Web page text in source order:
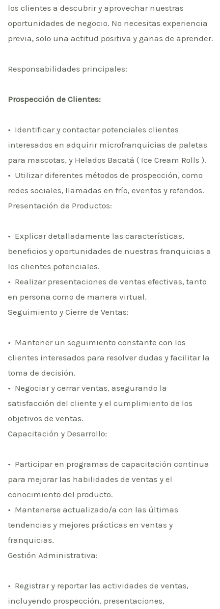
los clientes a descubrir y aprovechar nuestras
oportunidades de negocio. No necesitas experiencia
previa, solo una actitud positiva y ganas de aprender.
Responsabilidades principales:
Prospección de Clientes:
•⁠ ⁠Identificar y contactar potenciales clientes
interesados en adquirir microfranquicias de paletas
para mascotas, y Helados Bacatá ( Ice Cream Rolls ).
•⁠ ⁠Utilizar diferentes métodos de prospección, como
redes sociales, llamadas en frío, eventos y referidos.
Presentación de Productos:
•⁠ ⁠Explicar detalladamente las características,
beneficios y oportunidades de nuestras franquicias a
los clientes potenciales.
•⁠ ⁠Realizar presentaciones de ventas efectivas, tanto
en persona como de manera virtual.
Seguimiento y Cierre de Ventas:
•⁠ ⁠Mantener un seguimiento constante con los
clientes interesados para resolver dudas y facilitar la
toma de decisión.
•⁠ ⁠Negociar y cerrar ventas, asegurando la
satisfacción del cliente y el cumplimiento de los
objetivos de ventas.
Capacitación y Desarrollo:
•⁠ ⁠Participar en programas de capacitación continua
para mejorar las habilidades de ventas y el
conocimiento del producto.
•⁠ ⁠Mantenerse actualizado/a con las últimas
tendencias y mejores prácticas en ventas y
franquicias.
Gestión Administrativa:
•⁠ ⁠Registrar y reportar las actividades de ventas,
incluyendo prospección, presentaciones,